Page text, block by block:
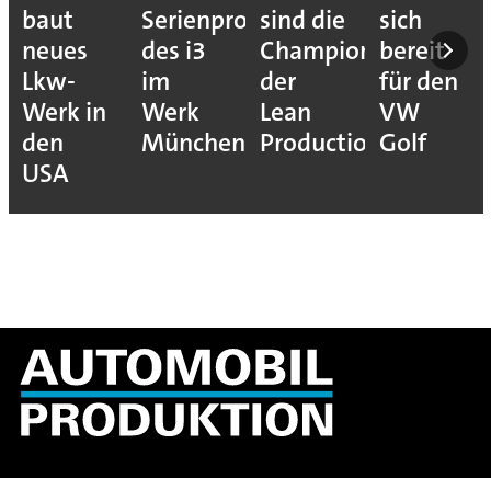
baut
neues
Lkw-
Werk in
den
USA
Serienproduktion
des i3
im
Werk
München
sind die
Champions
der
Lean
Production
sich
bereit
für den
VW
Golf